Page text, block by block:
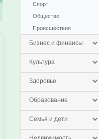
Спорт
Общество
Проиcшествия
Бизнес и финансы
Культура
Здоровье
Образование
Семья и дети